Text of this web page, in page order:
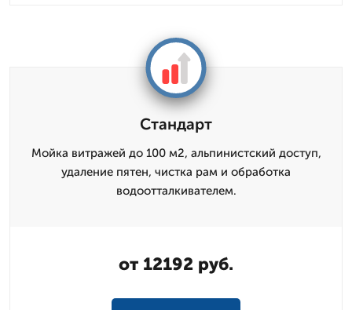
Стандарт
Мойка витражей до 100 м2, альпинистский доступ,
удаление пятен, чистка рам и обработка
водоотталкивателем.
от 12192 руб.